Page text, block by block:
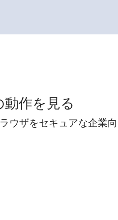
作を見る
ウザをセキュアな企業